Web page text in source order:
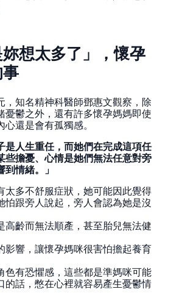
想太多了」，懷孕
，知名精神科醫師鄧惠文觀察，除
憂鬱之外，還有許多懷孕媽媽即使
還是會有孤獨感。
是人生重任，而她們在完成這項任
些擔憂、心情是她們無法任意對旁
情緒。」
太多不舒服症狀，她可能因此覺得
怕跟旁人說起，旁人會認為她是沒
高齡而無法順產，甚至胎兒無法健
影響，讓懷孕媽咪很害怕擔起養育
色有恐懼感，這些都是準媽咪可能
的話，憋在心裡就容易產生憂鬱情